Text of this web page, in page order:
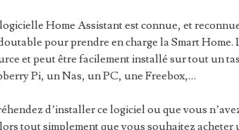
Home Assistant est connue, et
pour prendre en charge la Smart Home.
et peut être facilement installé sur tout un
Pi, un Nas, un PC, une Freebox,…
d’installer ce logiciel ou que vous
tout simplement que vous souhaitez